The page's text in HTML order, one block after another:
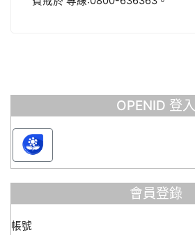
OPENID 登入
會員登錄
帳號